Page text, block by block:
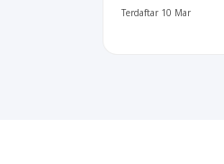
Terdaftar 10 Mar